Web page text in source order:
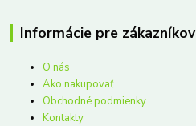
Informácie pre zákazníkov
O nás
Ako nakupovať
Obchodné podmienky
Kontakty